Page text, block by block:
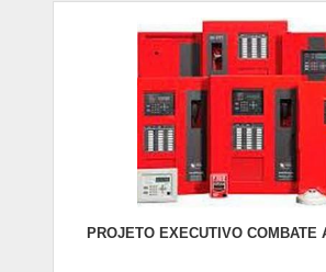
PROJETO EXECUTIVO COMBATE